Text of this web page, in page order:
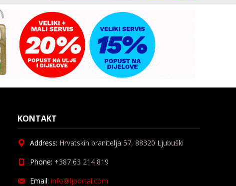
KONTAKT
Address: Hrvatskih branitelja 57, 88320 Ljubuški
Phone: +387 63 214 819
Email: info@ljportal.com